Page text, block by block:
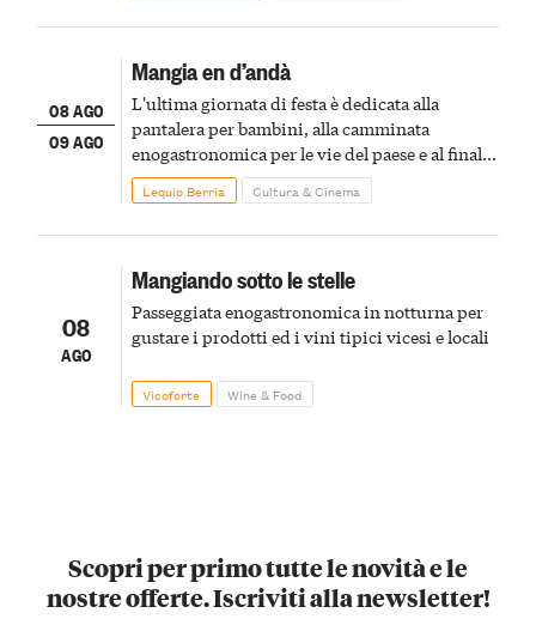
08 AGO
09 AGO
Mangia en d’andà
L'ultima giornata di festa è dedicata alla
pantalera per bambini, alla camminata
enogastronomica per le vie del paese e al finale
pirotecnico
Lequio Berria Cultura & Cinema
08
AGO
Mangiando sotto le stelle
Passeggiata enogastronomica in notturna per
gustare i prodotti ed i vini tipici vicesi e locali
Vicoforte Wine & Food
Scopri per primo tutte le novità e le
nostre offerte. Iscriviti alla newsletter!